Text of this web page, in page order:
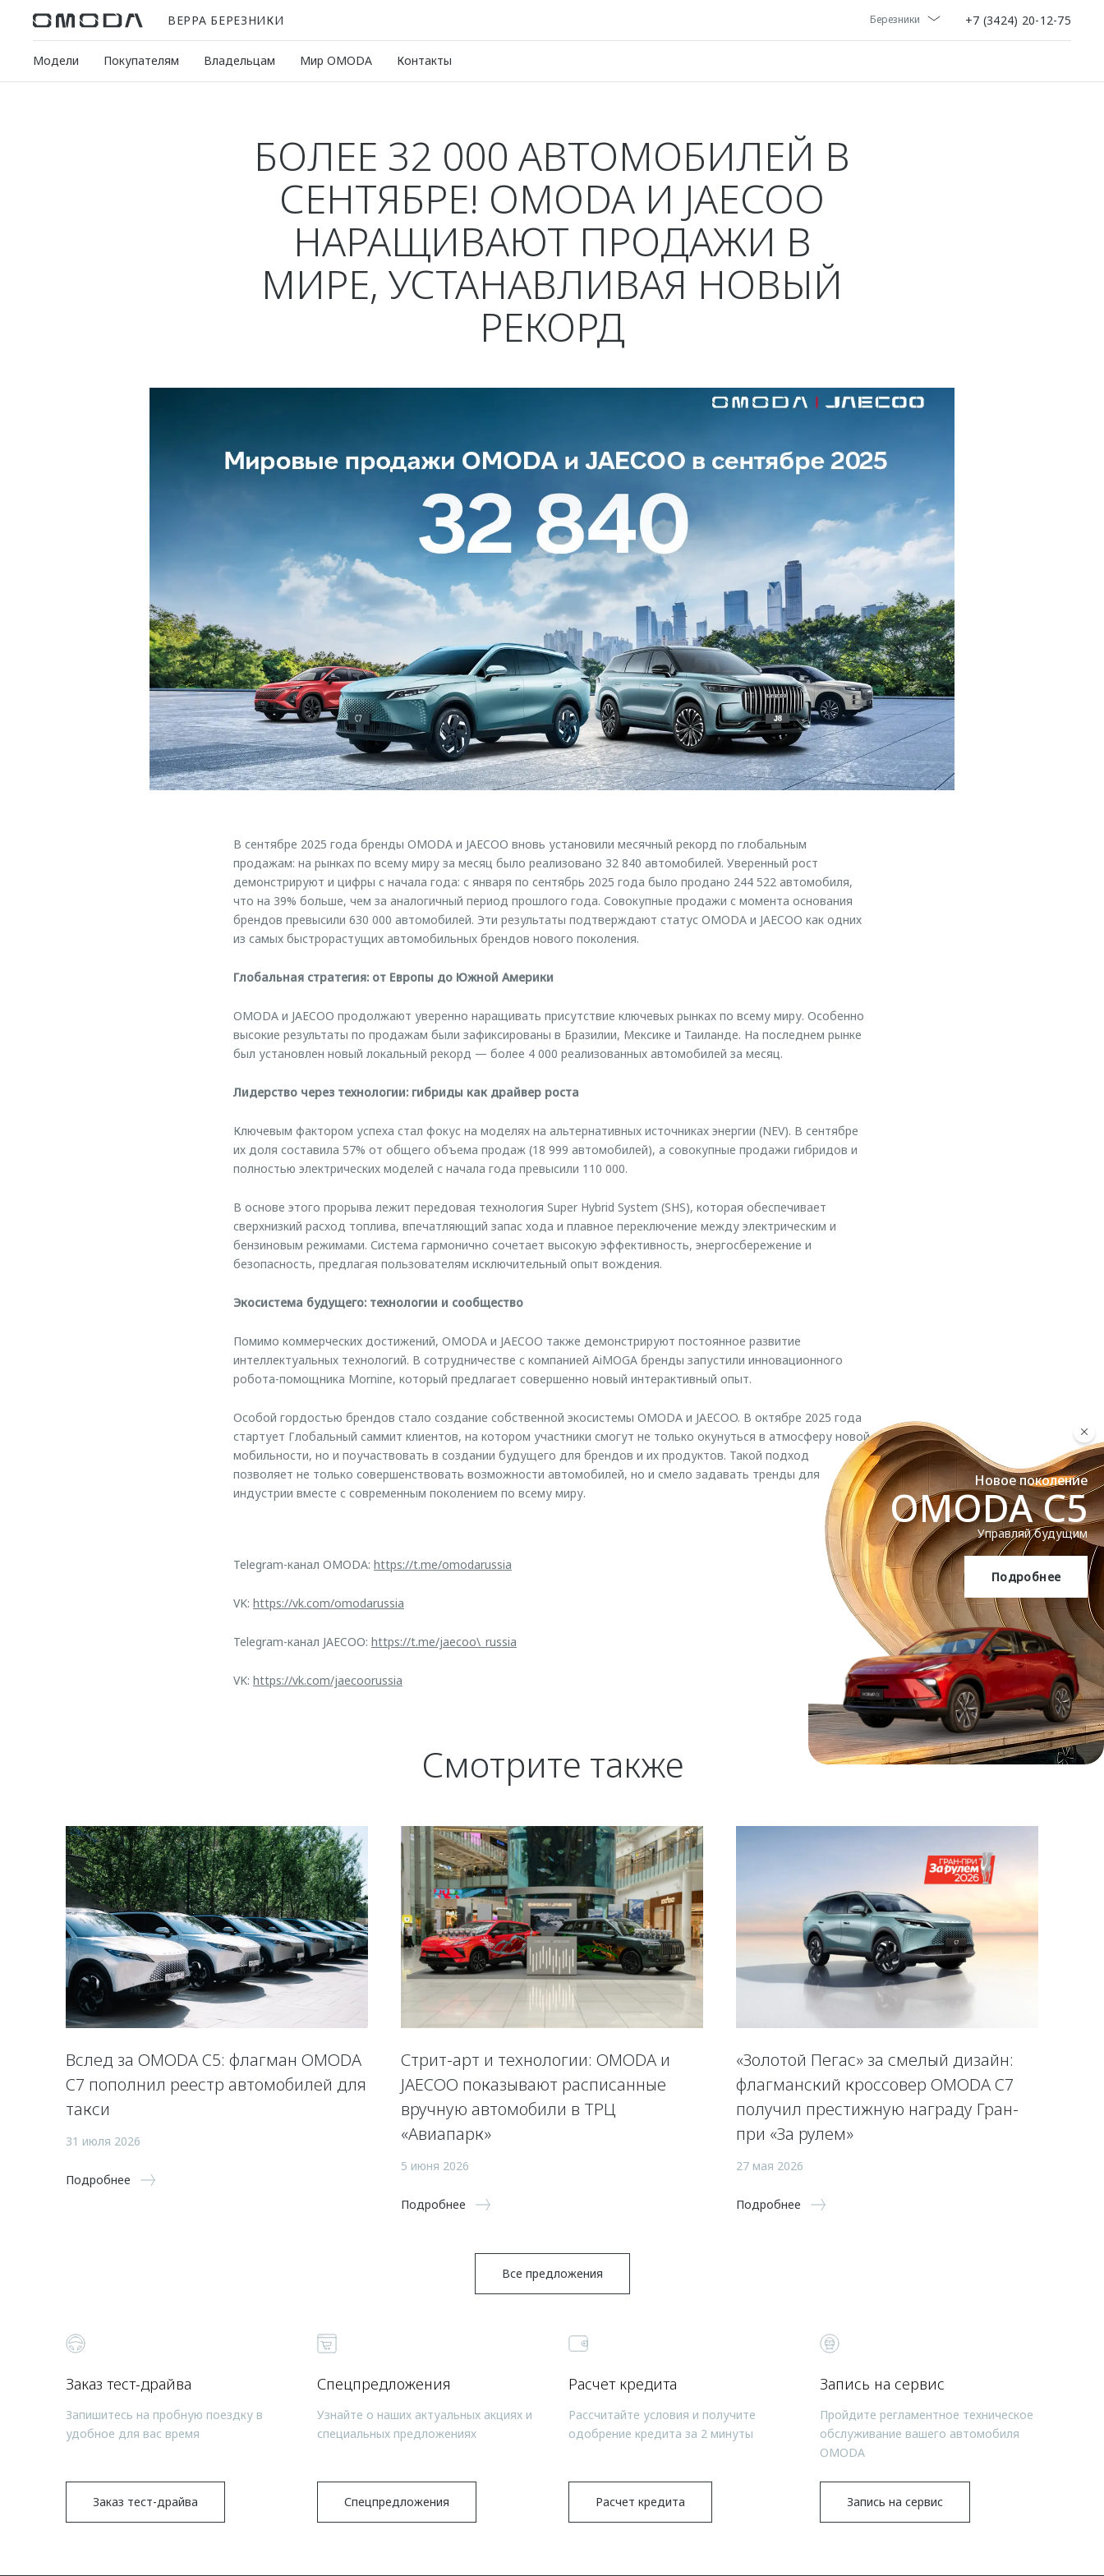
ВЕРРА БЕРЕЗНИКИ Березники +7 (3424) 20-12-75​
Модели Покупателям Владельцам Мир OMODA Контакты
OMODA C5
Новое поколение
OMODA C5
Управляй будущим
Подробнее
БОЛЕЕ 32 000 АВТОМОБИЛЕЙ В
СЕНТЯБРЕ! OMODA И JAECOO
НАРАЩИВАЮТ ПРОДАЖИ В
МИРЕ, УСТАНАВЛИВАЯ НОВЫЙ
РЕКОРД
В сентябре 2025 года бренды OMODA и JAECOO вновь установили месячный рекорд по глобальным
продажам: на рынках по всему миру за месяц было реализовано 32 840 автомобилей. Уверенный рост
демонстрируют и цифры с начала года: с января по сентябрь 2025 года было продано 244 522 автомобиля,
что на 39% больше, чем за аналогичный период прошлого года. Совокупные продажи с момента основания
брендов превысили 630 000 автомобилей. Эти результаты подтверждают статус OMODA и JAECOO как одних
из самых быстрорастущих автомобильных брендов нового поколения.
Глобальная стратегия: от Европы до Южной Америки
OMODA и JAECOO продолжают уверенно наращивать присутствие ключевых рынках по всему миру. Особенно
высокие результаты по продажам были зафиксированы в Бразилии, Мексике и Таиланде. На последнем рынке
был установлен новый локальный рекорд — более 4 000 реализованных автомобилей за месяц.
Лидерство через технологии: гибриды как драйвер роста
Ключевым фактором успеха стал фокус на моделях на альтернативных источниках энергии (NEV). В сентябре
их доля составила 57% от общего объема продаж (18 999 автомобилей), а совокупные продажи гибридов и
полностью электрических моделей с начала года превысили 110 000.
В основе этого прорыва лежит передовая технология Super Hybrid System (SHS), которая обеспечивает
сверхнизкий расход топлива, впечатляющий запас хода и плавное переключение между электрическим и
бензиновым режимами. Система гармонично сочетает высокую эффективность, энергосбережение и
безопасность, предлагая пользователям исключительный опыт вождения.
Экосистема будущего: технологии и сообщество
Помимо коммерческих достижений, OMODA и JAECOO также демонстрируют постоянное развитие
интеллектуальных технологий. В сотрудничестве с компанией AiMOGA бренды запустили инновационного
робота-помощника Mornine, который предлагает совершенно новый интерактивный опыт.
Особой гордостью брендов стало создание собственной экосистемы OMODA и JAECOO. В октябре 2025 года
стартует Глобальный саммит клиентов, на котором участники смогут не только окунуться в атмосферу новой
мобильности, но и поучаствовать в создании будущего для брендов и их продуктов. Такой подход
позволяет не только совершенствовать возможности автомобилей, но и смело задавать тренды для
индустрии вместе с современным поколением по всему миру.
Telegram-канал OMODA: https://t.me/omodarussia
VK: https://vk.com/omodarussia
Telegram-канал JAECOO: https://t.me/jaecoo\_russia
VK: https://vk.com/jaecoorussia
Смотрите также
Вслед за OMODA C5: флагман OMODA
C7 пополнил реестр автомобилей для
такси
31 июля 2026
Подробнее
Стрит-арт и технологии: OMODA и
JAECOO показывают расписанные
вручную автомобили в ТРЦ
«Авиапарк»
5 июня 2026
Подробнее
«Золотой Пегас» за смелый дизайн:
флагманский кроссовер OMODA C7
получил престижную награду Гран-
при «За рулем»
27 мая 2026
Подробнее
Все предложения
Заказ тест-драйва
Запишитесь на пробную поездку в
удобное для вас время
Заказ тест-драйва
Спецпредложения
Узнайте о наших актуальных акциях и
специальных предложениях
Спецпредложения
Расчет кредита
Рассчитайте условия и получите
одобрение кредита за 2 минуты
Расчет кредита
Запись на сервис
Пройдите регламентное техническое
обслуживание вашего автомобиля
OMODA
Запись на сервис